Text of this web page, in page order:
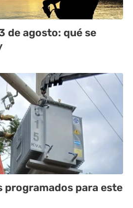
de agosto: qué se
programados para este